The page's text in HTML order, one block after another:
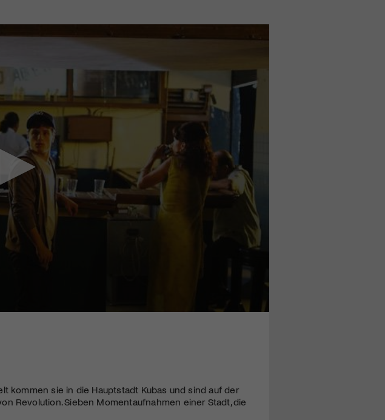
kommen sie in die Hauptstadt Kubas und sind auf der
Revolution. Sieben Momentaufnahmen einer Stadt, die